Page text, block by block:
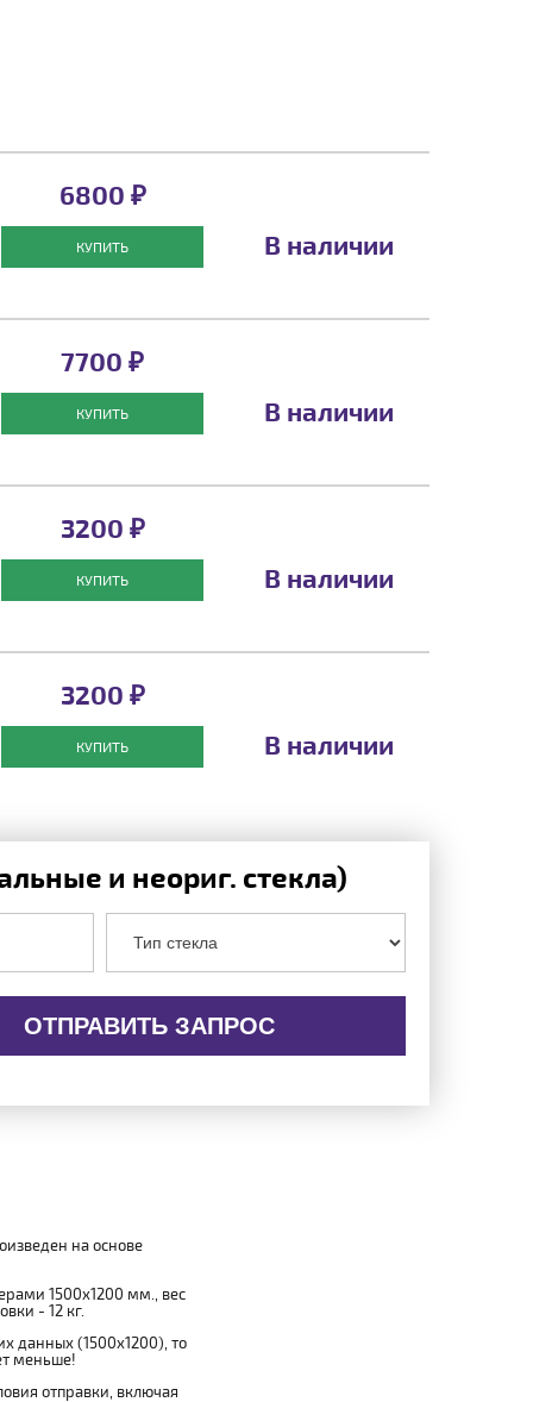
6800 ₽
КУПИТЬ В наличии
7700 ₽
КУПИТЬ В наличии
3200 ₽
КУПИТЬ В наличии
3200 ₽
КУПИТЬ В наличии
и неориг. стекла)
ОТПРАВИТЬ ЗАПРОС
на основе
1500x1200 мм., вес
- 12 кг.
данных (1500x1200), то
меньше!
отправки, включая